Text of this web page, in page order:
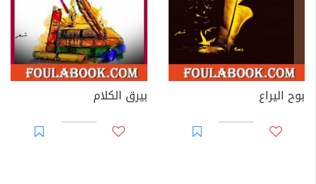
بوح اليراع بيرق الكلام